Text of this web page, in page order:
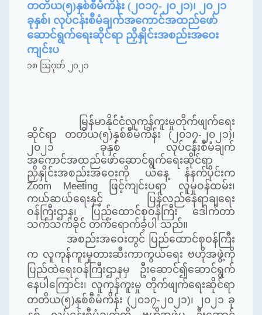
တတိယ(၅)နှစ်စီမံကိန်း (၂၀၁၇-၂၀၂၁)၊ ၂၀၂၁
ခုနှစ်၊ လုပ်ငန်းစီမံချက်အကောင်အထည်ဖော်
ဆောင်ရွက်ရေးဆိုင်ရာ ညှိနှိုင်းအစည်းအဝေး
ကျင်းပ
၁၈ ဩဂုတ် ၂၀၂၁
မြန်မာနိုင်ငံလူကုန်ကူးမှုတိုက်ဖျက်ရေး
ဆိုင်ရာ တတိယ(၅)နှစ်စီမံကိန်း (၂၀၁၇-၂၀၂၁)၊
၂၀၂၁ ခုနှစ် လုပ်ငန်းစီမံချက်
အကောင်အထည်ဖော်ဆောင်ရွက်ရေးဆိုင်ရာ
ညှိနှိုင်းအစည်းအဝေးကို ယနေ့ နံနက်ပိုင်းက
Zoom Meeting ဖြင့်ကျင်းပရာ လူမှုဝန်ထမ်း၊
ကယ်ဆယ်ရေးနှင့် ပြန်လည်နေရာချရေး
ဝန်ကြီးဌာန၊ ပြည်ထောင်စုဝန်ကြီး ဒေါက်တာ
သက်သက်ခိုင် တက်ရောက်ခဲ့ပါ သည်။
အစည်းအဝေးတွင် ပြည်ထောင်စုဝန်ကြီး
က လူကုန်ကူးမှုတားဆီးကာကွယ်ရေး ဗဟိုအဖွဲ့ကို
ပြည်ထဲရေးဝန်ကြီးဌာနမှ ဦးဆောင်၍ဆောင်ရွက်
နေပါကြောင်း၊ လူကုန်ကူးမှု တိုက်ဖျက်ရေးဆိုင်ရာ
တတိယ(၅)နှစ်စီမံကိန်း (၂၀၁၇-၂၀၂၁)၊ ၂၀၂၁ ခု